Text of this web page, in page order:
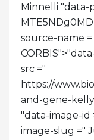
Minnelli "data-
source-name
CORBIS">
src ="
https://
and-gene-
"data-image-id
image-slug ="